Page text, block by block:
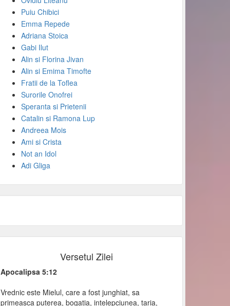
Puiu Chibici
Emma Repede
Adriana Stoica
Gabi Ilut
Alin si Florina Jivan
Alin si Emima Timofte
Fratii de la Toflea
Surorile Onofrei
Speranta si Prietenii
Catalin si Ramona Lup
Andreea Mois
Ami si Crista
Not an Idol
Adi Gliga
Versetul Zilei
Apocalipsa 5:12
Vrednic este Mielul, care a fost junghiat, sa
primeasca puterea, bogatia, intelepciunea, taria,